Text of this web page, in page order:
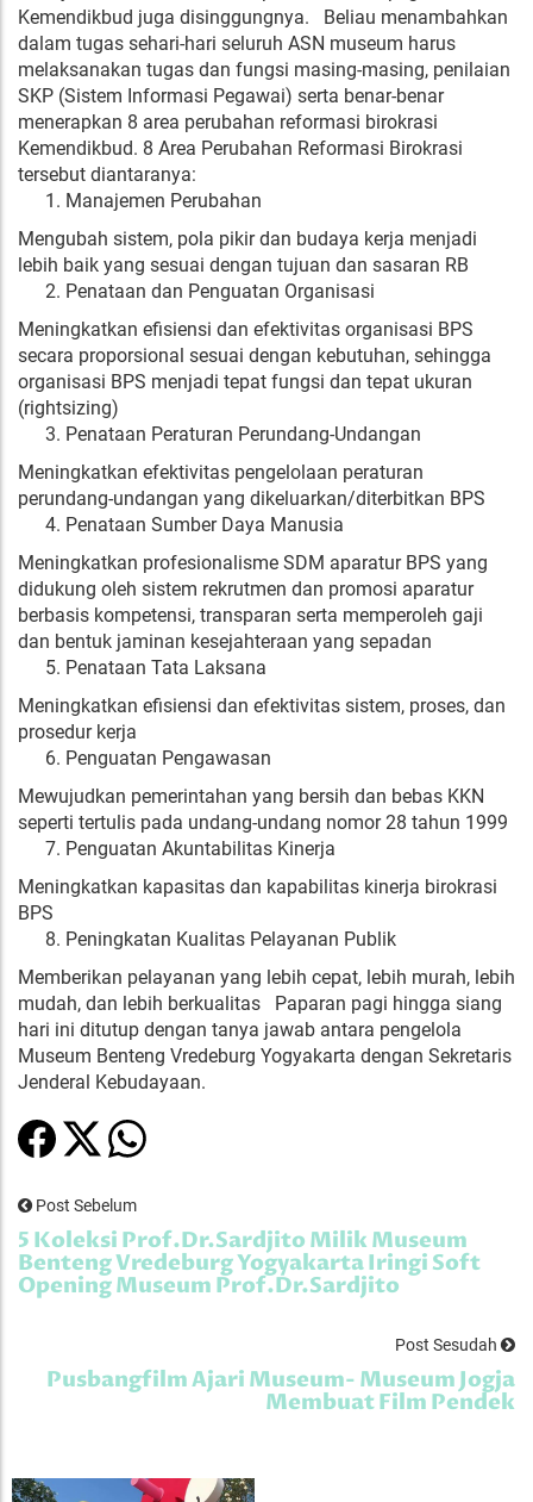
Kemendikbud juga disinggungnya. Beliau menambahkan
dalam tugas sehari-hari seluruh ASN museum harus
melaksanakan tugas dan fungsi masing-masing, penilaian
SKP (Sistem Informasi Pegawai) serta benar-benar
menerapkan 8 area perubahan reformasi birokrasi
Kemendikbud. 8 Area Perubahan Reformasi Birokrasi
tersebut diantaranya:
Manajemen Perubahan
Mengubah sistem, pola pikir dan budaya kerja menjadi
lebih baik yang sesuai dengan tujuan dan sasaran RB
Penataan dan Penguatan Organisasi
Meningkatkan efisiensi dan efektivitas organisasi BPS
secara proporsional sesuai dengan kebutuhan, sehingga
organisasi BPS menjadi tepat fungsi dan tepat ukuran
(rightsizing)
Penataan Peraturan Perundang-Undangan
Meningkatkan efektivitas pengelolaan peraturan
perundang-undangan yang dikeluarkan/diterbitkan BPS
Penataan Sumber Daya Manusia
Meningkatkan profesionalisme SDM aparatur BPS yang
didukung oleh sistem rekrutmen dan promosi aparatur
berbasis kompetensi, transparan serta memperoleh gaji
dan bentuk jaminan kesejahteraan yang sepadan
Penataan Tata Laksana
Meningkatkan efisiensi dan efektivitas sistem, proses, dan
prosedur kerja
Penguatan Pengawasan
Mewujudkan pemerintahan yang bersih dan bebas KKN
seperti tertulis pada undang-undang nomor 28 tahun 1999
Penguatan Akuntabilitas Kinerja
Meningkatkan kapasitas dan kapabilitas kinerja birokrasi
BPS
Peningkatan Kualitas Pelayanan Publik
Memberikan pelayanan yang lebih cepat, lebih murah, lebih
mudah, dan lebih berkualitas Paparan pagi hingga siang
hari ini ditutup dengan tanya jawab antara pengelola
Museum Benteng Vredeburg Yogyakarta dengan Sekretaris
Jenderal Kebudayaan.
Post Sebelum
5 Koleksi Prof.Dr.Sardjito Milik Museum
Benteng Vredeburg Yogyakarta Iringi Soft
Opening Museum Prof.Dr.Sardjito
Post Sesudah
Pusbangfilm Ajari Museum- Museum Jogja
Membuat Film Pendek